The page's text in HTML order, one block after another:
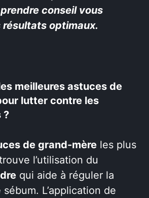
conseil vous
optimaux.
meilleures astuces de
lutter contre les
?
de grand-mère les plus
l’utilisation du
qui aide à réguler la
L’application de